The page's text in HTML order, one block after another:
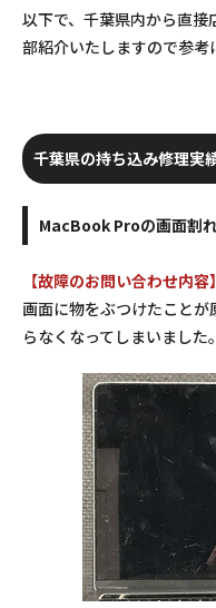
以下で、千葉県内から直
部紹介いたしますので参考
千葉県の持ち込み修理実
MacBook Proの画面割
【故障のお問い合わせ内容】
画面に物をぶつけたこと
らなくなってしまいました。